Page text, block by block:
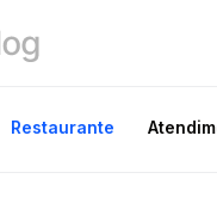
Restaurante